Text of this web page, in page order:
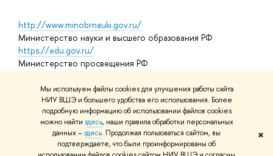
Мы используем файлы cookies для улучшения работы сайта
НИУ ВШЭ и большего удобства его использования. Более
подробную информацию об использовании файлов cookies
можно найти здесь, наши правила обработки персональных
данных –здесь. Продолжая пользоваться сайтом, вы
подтверждаете, что были проинформированы об
✖
http://www.minobrnauki.gov.ru/
Министерство науки и высшего образования РФ
https://edu.gov.ru/
Министерство просвещения РФ
Массовые открытые онлайн-курсы
© НИУ ВШЭ 1993–2026 Адреса и контактыУсловия
использования материаловПолитика конфиденциальности